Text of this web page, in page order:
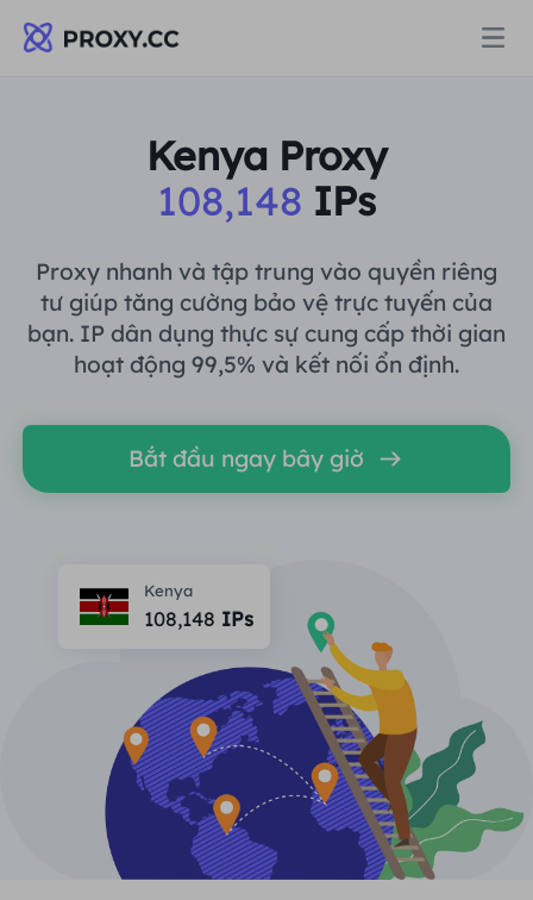
Proxy dân cư tĩnh
Proxy cư trú không giới hạn
Một đặc vụ ISP lâu dài
PROXY DÂN CƯ
Ủy quyền cư trú $0.8/GB
Proxy dân cư tĩnh $0.28/IP/Ngày
Ủy nhiệm trung tâm dữ liệu tĩnh
Một đặc vụ ISP lâu dài $1.4
Data for AI
THEO TRƯỜNG HỢP SỬ DỤNG
Bảo vệ thương hiệu
Giám sát SEO
Xác minh quảng cáo
Quét và thu thập dữ liệu web
Tài nguyên
Chương trình liên kết
Đối tác
CÔNG CỤ MIỄN PHÍ
Trình kiểm tra proxy
Học hỏi
Câu hỏi thường gặp
Blog
Hướng dẫn sử dụng
中文
English
Thưởng thứcGiảm giá 77%và hành động
ngay!
Khu dân cư $0/GB Không giới hạn $0/Ngày
Kenya Proxy
108,148 IPs
Proxy nhanh và tập trung vào quyền riêng
tư giúp tăng cường bảo vệ trực tuyến của
bạn. IP dân dụng thực sự cung cấp thời gian
hoạt động 99,5% và kết nối ổn định.
Bắt đầu ngay bây giờ
Kenya
108,148 IPs